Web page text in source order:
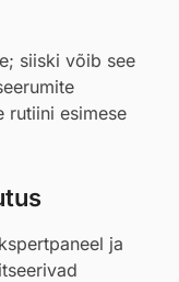
siiski võib see
rutiini esimese
ja